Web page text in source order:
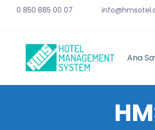
0 850 885 00 07
Ana